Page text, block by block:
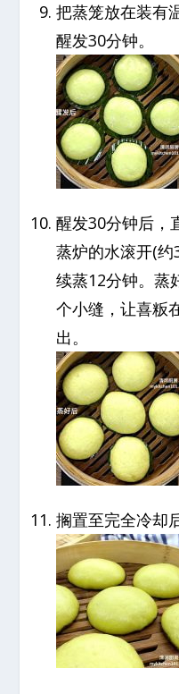
把蒸笼放在装有
醒发30分钟。
醒发30分钟后，
蒸炉的水滚开(
续蒸12分钟。蒸
个小缝，让喜粄
出。
搁置至完全冷却